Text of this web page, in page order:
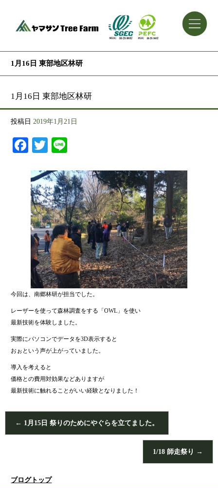
1月16日 東部地区林研
1月16日 東部地区林研
投稿日 2019年1月21日
Facebook
Twitter
今回は、南郷林研が担当でした。
レーザーを使って森林調査をする「OWL」を使い
最新技術を体験しました。
実際にパソコンでデータを3D表示すると
おぉという声が上がっていました。
導入を考えると
価格との費用対効果などありますが
最新技術に触れることがいい経験となりました！
← 1月15日 祭りのためにやぐらを立てました。
1/18 師走祭り →
ブログトップ